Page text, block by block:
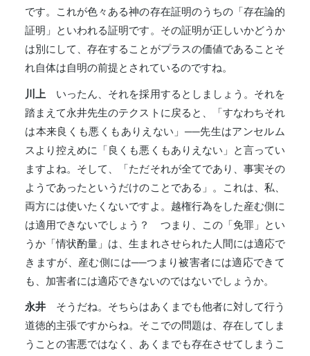
です。これが色々ある神の存在証明のうちの「存在論的
証明」といわれる証明です。その証明が正しいかどうか
は別にして、存在することがプラスの価値であることそ
れ自体は自明の前提とされているのですね。
川上 いったん、それを採用するとしましょう。それを
踏まえて永井先生のテクストに戻ると、「すなわちそれ
は本来良くも悪くもありえない」──先生はアンセルム
スより控えめに「良くも悪くもありえない」と言ってい
ますよね。そして、「ただそれが全てであり、事実その
ようであったというだけのことである」。これは、私、
両方には使いたくないですよ。越権行為をした産む側に
は適用できないでしょう？ つまり、この「免罪」とい
うか「情状酌量」は、生まれさせられた人間には適応で
きますが、産む側には──つまり被害者には適応できて
も、加害者には適応できないのではないでしょうか。
永井 そうだね。そちらはあくまでも他者に対して行う
道徳的主張ですからね。そこでの問題は、存在してしま
うことの害悪ではなく、あくまでも存在させてしまうこ